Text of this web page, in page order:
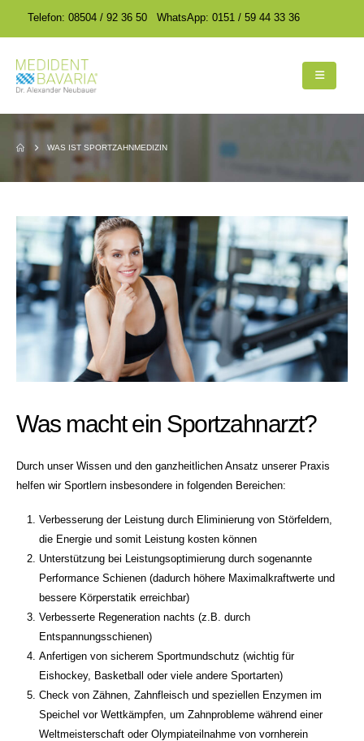
Telefon: 08504 / 92 36 50 WhatsApp: 0151 / 59 44 33 36
WAS IST SPORTZAHNMEDIZIN
Was macht ein Sportzahnarzt?
Durch unser Wissen und den ganzheitlichen Ansatz unserer Praxis
helfen wir Sportlern insbesondere in folgenden Bereichen:
Verbesserung der Leistung durch Eliminierung von Störfeldern,
die Energie und somit Leistung kosten können
Unterstützung bei Leistungsoptimierung durch sogenannte
Performance Schienen (dadurch höhere Maximalkraftwerte und
bessere Körperstatik erreichbar)
Verbesserte Regeneration nachts (z.B. durch
Entspannungsschienen)
Anfertigen von sicherem Sportmundschutz (wichtig für
Eishockey, Basketball oder viele andere Sportarten)
Check von Zähnen, Zahnfleisch und speziellen Enzymen im
Speichel vor Wettkämpfen, um Zahnprobleme während einer
Weltmeisterschaft oder Olympiateilnahme von vornherein